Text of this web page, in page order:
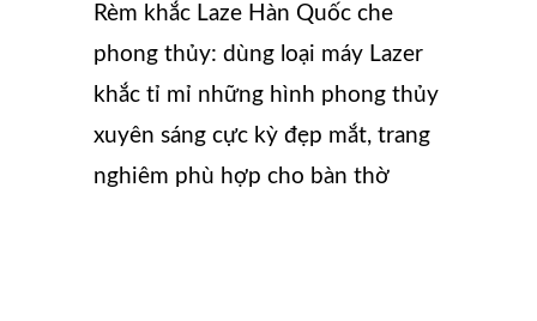
Rèm khắc Laze Hàn Quốc che
phong thủy: dùng loại máy Lazer
khắc tỉ mỉ những hình phong thủy
xuyên sáng cực kỳ đẹp mắt, trang
nghiêm phù hợp cho bàn thờ